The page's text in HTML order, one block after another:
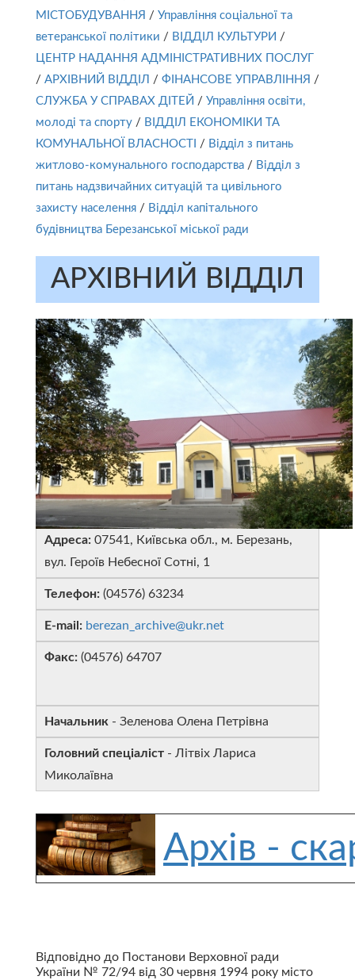
МІСТОБУДУВАННЯ / Управління соціальної та
ветеранської політики / ВІДДІЛ КУЛЬТУРИ /
ЦЕНТР НАДАННЯ АДМІНІСТРАТИВНИХ ПОСЛУГ
/ АРХІВНИЙ ВІДДІЛ / ФІНАНСОВЕ УПРАВЛІННЯ /
СЛУЖБА У СПРАВАХ ДІТЕЙ / Управління освіти,
молоді та спорту / ВІДДІЛ ЕКОНОМІКИ ТА
КОМУНАЛЬНОЇ ВЛАСНОСТІ
/ Відділ з питань
житлово-комунального господарства / Відділ з
питань надзвичайних ситуацій та цивільного
захисту населення / Відділ капітального
будівництва Березанської міської ради
АРХІВНИЙ ВІДДІЛ
Адреса: 07541, Київська обл., м. Березань,
вул. Героїв Небесної Сотні, 1
Телефон: (04576) 63234
E-mail: berezan_archive@ukr.net
Факс: (04576) 64707
Начальник - Зеленова Олена Петрівна
Головний спеціаліст - Літвіх Лариса
Миколаївна
Архів -
Відповідно до Постанови Верховної ради
України № 72/94 від 30 червня 1994 року місто